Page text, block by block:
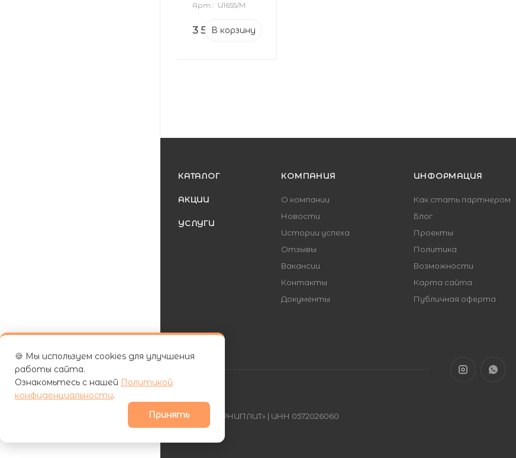
Арт.: U1655/М
3 538 ₽
В корзину
КАТАЛОГ
АКЦИИ
УСЛУГИ
КОМПАНИЯ
О компании
Новости
Истории успеха
Отзывы
Вакансии
Контакты
Документы
ИНФОРМАЦИЯ
Как стать партнером
Блог
Проекты
Политика
Возможности
Карта сайта
Публичная оферта
| ООО «ФУРНИПЛИТ» | ИНН 0572026060
🍪 Мы используем cookies для улучшения
работы сайта.
Ознакомьтесь с нашей Политикой
конфиденциальности.
Принять